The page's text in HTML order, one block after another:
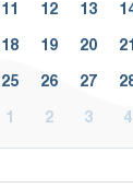
11 12 13
18 19 20 21
25 26 27
1 2 3 4